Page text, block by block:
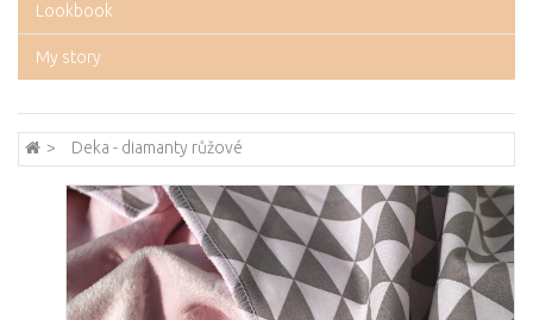
Lookbook
My story
Deka - diamanty růžové